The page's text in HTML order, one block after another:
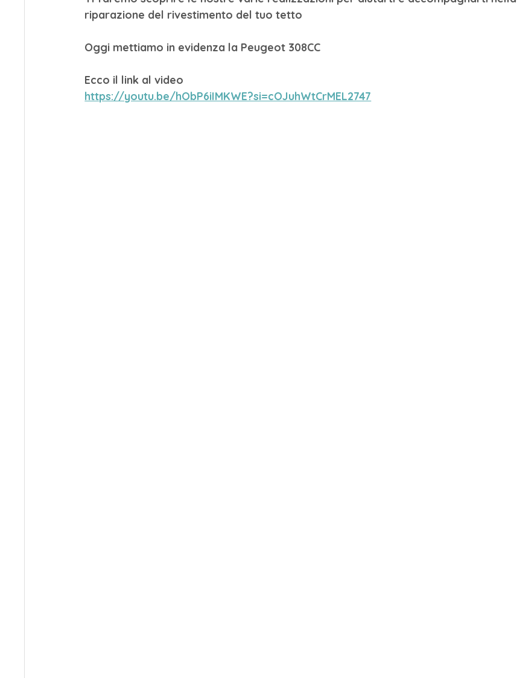
riparazione del rivestimento del tuo tetto
Oggi mettiamo in evidenza la Peugeot 308CC
Ecco il link al video
https://youtu.be/hObP6iIMKWE?si=cOJuhWtCrMEL2747